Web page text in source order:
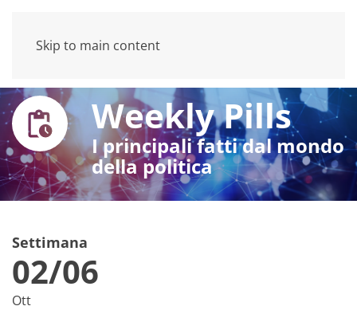
Skip to main content
Weekly Pills
I principali fatti dal mondo
della politica
Settimana
02/06
Ott